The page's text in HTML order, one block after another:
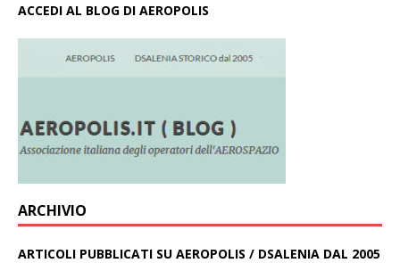
ACCEDI AL BLOG DI AEROPOLIS
ARCHIVIO
ARTICOLI PUBBLICATI SU AEROPOLIS / DSALENIA DAL 2005